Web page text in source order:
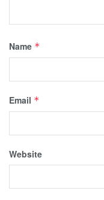
Name *
Email *
Website